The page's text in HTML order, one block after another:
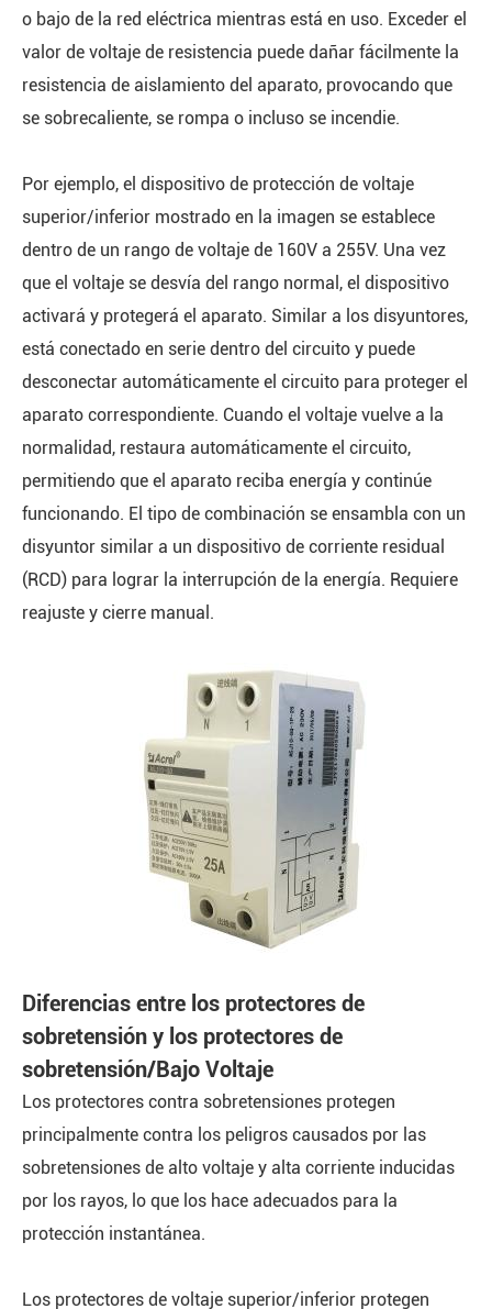
o bajo de la red eléctrica mientras está en uso. Exceder el
valor de voltaje de resistencia puede dañar fácilmente la
resistencia de aislamiento del aparato, provocando que
se sobrecaliente, se rompa o incluso se incendie.
Por ejemplo, el dispositivo de protección de voltaje
superior/inferior mostrado en la imagen se establece
dentro de un rango de voltaje de 160V a 255V. Una vez
que el voltaje se desvía del rango normal, el dispositivo
activará y protegerá el aparato. Similar a los disyuntores,
está conectado en serie dentro del circuito y puede
desconectar automáticamente el circuito para proteger el
aparato correspondiente. Cuando el voltaje vuelve a la
normalidad, restaura automáticamente el circuito,
permitiendo que el aparato reciba energía y continúe
funcionando. El tipo de combinación se ensambla con un
disyuntor similar a un dispositivo de corriente residual
(RCD) para lograr la interrupción de la energía. Requiere
reajuste y cierre manual.
Diferencias entre los protectores de
sobretensión y los protectores de
sobretensión/Bajo Voltaje
Los protectores contra sobretensiones protegen
principalmente contra los peligros causados por las
sobretensiones de alto voltaje y alta corriente inducidas
por los rayos, lo que los hace adecuados para la
protección instantánea.
Los protectores de voltaje superior/inferior protegen